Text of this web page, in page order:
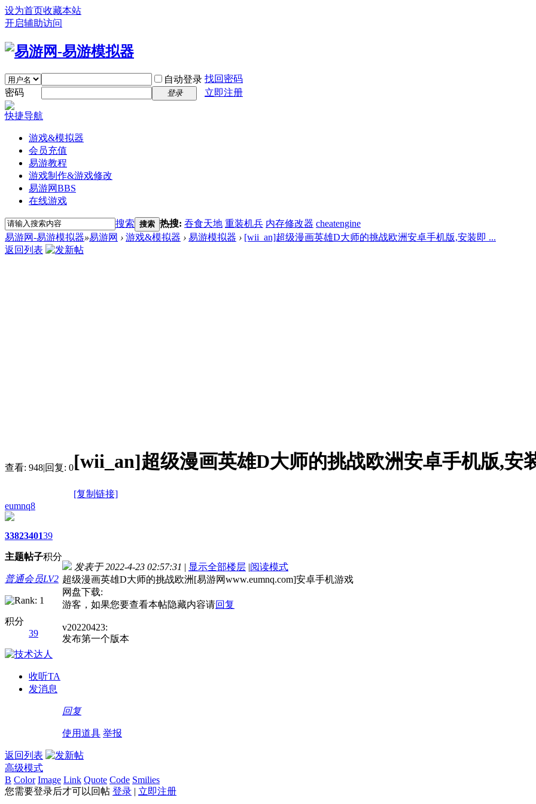
设为首页收藏本站
开启辅助访问
自动登录 找回密码
密码
登录 立即注册
快捷导航
游戏&模拟器
会员充值
易游教程
游戏制作&游戏修改
易游网BBS
在线游戏
搜索 搜索 热搜: 吞食天地 重装机兵 内存修改器 cheatengine
易游网-易游模拟器»易游网 › 游戏&模拟器 › 易游模拟器 › [wii_an]超级漫画英雄D大师的挑战欧洲安卓手机版,安装即 ...
返回列表
查看: 948|回复: 0[wii_an]超级漫画英雄D大师的挑战欧洲安卓手机版,安
[复制链接]
eumnq8
3382
主题
3401
帖子
39
积分
普通会员LV2
积分
39
收听TA
发消息
发表于 2022-4-23 02:57:31 | 显示全部楼层 |阅读模式
超级漫画英雄D大师的挑战欧洲[易游网www.eumnq.com]安卓手机游戏
网盘下载:
游客，如果您要查看本帖隐藏内容请回复
v20220423:
发布第一个版本
回复
使用道具 举报
返回列表
高级模式
B Color Image Link Quote Code Smilies
您需要登录后才可以回帖 登录 | 立即注册